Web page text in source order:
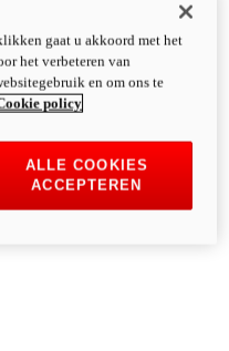
gaat u akkoord met het
het verbeteren van
en om ons te
policy
ALLE COOKIES
ACCEPTEREN